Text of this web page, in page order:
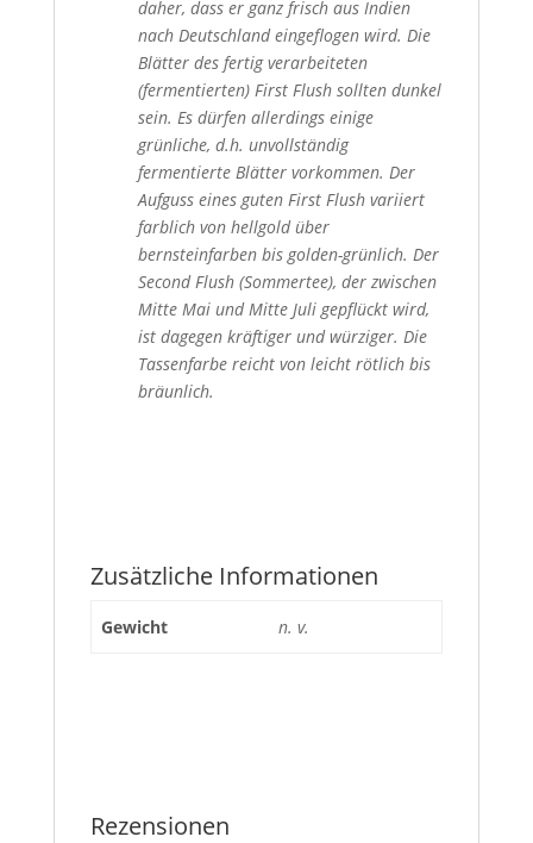
daher, dass er ganz frisch aus Indien
nach Deutschland eingeflogen wird. Die
Blätter des fertig verarbeiteten
(fermentierten) First Flush sollten dunkel
sein. Es dürfen allerdings einige
grünliche, d.h. unvollständig
fermentierte Blätter vorkommen. Der
Aufguss eines guten First Flush variiert
farblich von hellgold über
bernsteinfarben bis golden-grünlich. Der
Second Flush (Sommertee), der zwischen
Mitte Mai und Mitte Juli gepflückt wird,
ist dagegen kräftiger und würziger. Die
Tassenfarbe reicht von leicht rötlich bis
bräunlich.
Zusätzliche Informationen
Gewicht n. v.
Rezensionen